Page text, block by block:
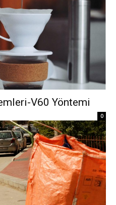
V60 Yöntemi
0